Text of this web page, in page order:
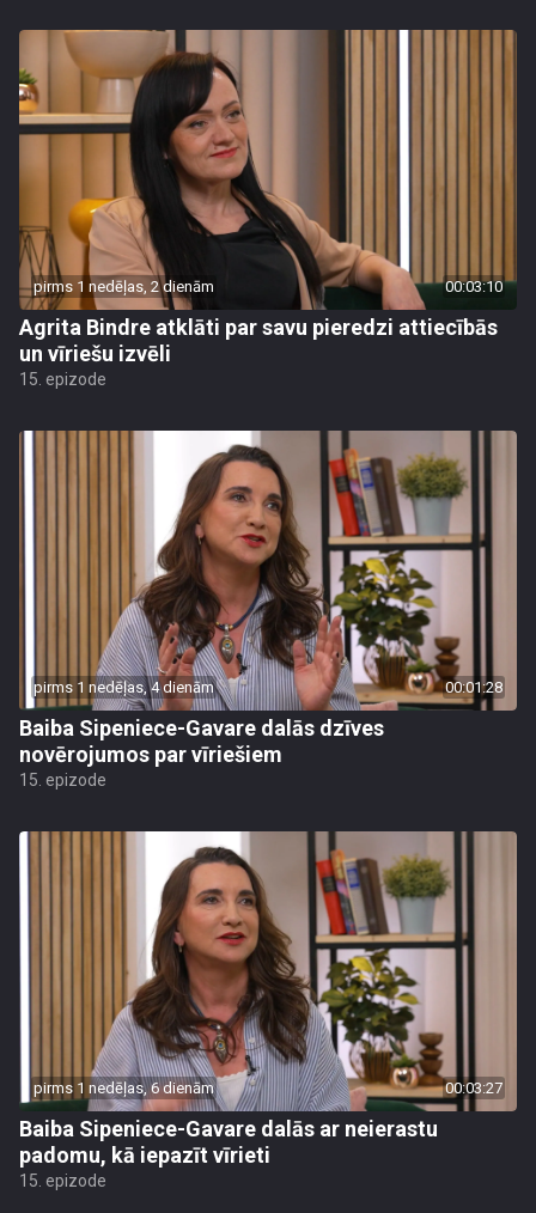
pirms 1 nedēļas, 2 dienām 00:03:10
Agrita Bindre atklāti par savu pieredzi attiecībās
un vīriešu izvēli
15. epizode
pirms 1 nedēļas, 4 dienām 00:01:28
Baiba Sipeniece-Gavare dalās dzīves
novērojumos par vīriešiem
15. epizode
pirms 1 nedēļas, 6 dienām 00:03:27
Baiba Sipeniece-Gavare dalās ar neierastu
padomu, kā iepazīt vīrieti
15. epizode